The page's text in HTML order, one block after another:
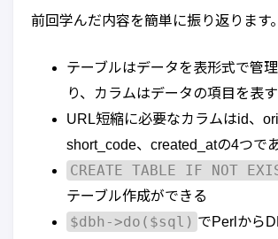
前回学んだ内容を簡単に振り返ります。
テーブルはデータを表形式で管
り、カラムはデータの項目を表す
URL短縮に必要なカラムはid、
short_code、created_atの4つで
CREATE TABLE IF NOT
テーブル作成ができる
$dbh->do($sql) でPerlから